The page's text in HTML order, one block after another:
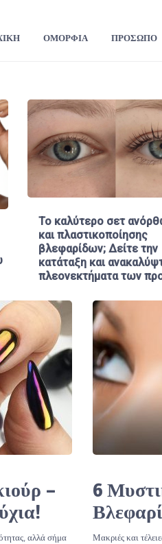
ΟΜΟΡΦΙΆ ΠΡΌΣΩΠΟ
Το καλύτερο σετ
και πλαστικοποίησης
βλεφαρίδων; Δείτε την
κατάταξη και
πλεονεκτήματα των
–
αλλά σήμα
6
Μακριές και